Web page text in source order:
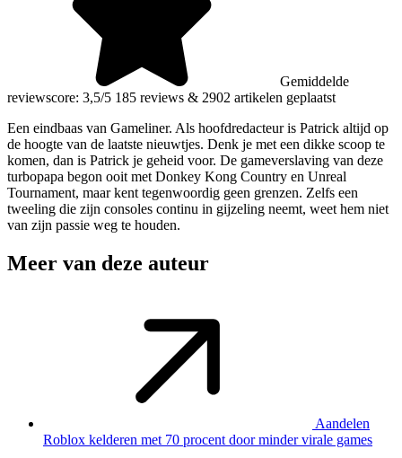
Gemiddelde
reviewscore: 3,5/5 185 reviews & 2902 artikelen geplaatst
Een eindbaas van Gameliner. Als hoofdredacteur is Patrick altijd op
de hoogte van de laatste nieuwtjes. Denk je met een dikke scoop te
komen, dan is Patrick je geheid voor. De gameverslaving van deze
turbopapa begon ooit met Donkey Kong Country en Unreal
Tournament, maar kent tegenwoordig geen grenzen. Zelfs een
tweeling die zijn consoles continu in gijzeling neemt, weet hem niet
van zijn passie weg te houden.
Meer van deze auteur
Aandelen
Roblox kelderen met 70 procent door minder virale games